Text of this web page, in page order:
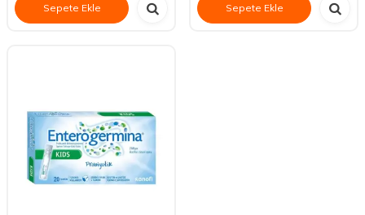
Sepete Ekle Sepete Ekle